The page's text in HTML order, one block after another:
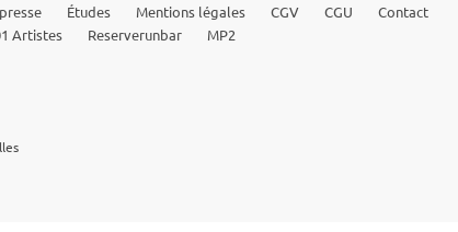
Études Mentions légales CGV CGU
Contact
Artistes Reserverunbar MP2